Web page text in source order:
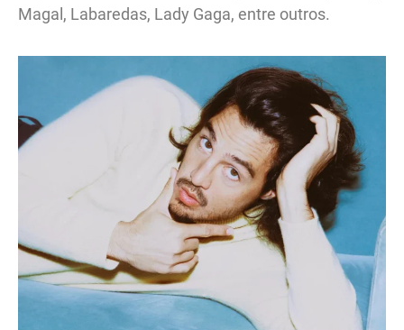
Magal, Labaredas, Lady Gaga, entre outros.